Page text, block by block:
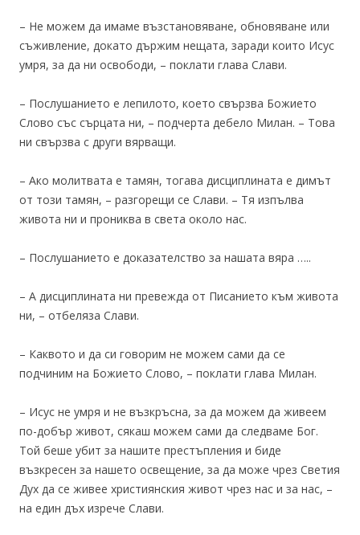
– Не можем да имаме възстановяване, обновяване или
съживление, докато държим нещата, заради които Исус
умря, за да ни освободи, – поклати глава Слави.
– Послушанието е лепилото, което свързва Божието
Слово със сърцата ни, – подчерта дебело Милан. – Това
ни свързва с други вярващи.
– Ако молитвата е тамян, тогава дисциплината е димът
от този тамян, – разгорещи се Слави. – Тя изпълва
живота ни и прониква в света около нас.
– Послушанието е доказателство за нашата вяра …..
– А дисциплината ни превежда от Писанието към живота
ни, – отбеляза Слави.
– Каквото и да си говорим не можем сами да се
подчиним на Божието Слово, – поклати глава Милан.
– Исус не умря и не възкръсна, за да можем да живеем
по-добър живот, сякаш можем сами да следваме Бог.
Той беше убит за нашите престъпления и биде
възкресен за нашето освещение, за да може чрез Светия
Дух да се живее християнския живот чрез нас и за нас, –
на един дъх изрече Слави.